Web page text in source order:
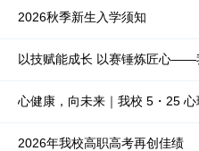
2026秋季新生入学须知
以技赋能成长 以赛锤炼匠心——
心健康，向未来｜我校 5・25 心
2026年我校高职高考再创佳绩